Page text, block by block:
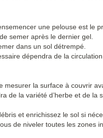
une pelouse est le
semer après le dernier gel.
dans un sol détrempé.
dépendra de la
mesurer la surface à couvrir
de la variété d’herbe et de la
et enrichissez le sol si
de niveler toutes les zones